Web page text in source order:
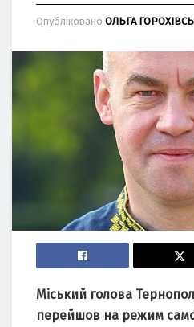
Опубліковано ОЛЬГА
Міський голова
перейшов на режим